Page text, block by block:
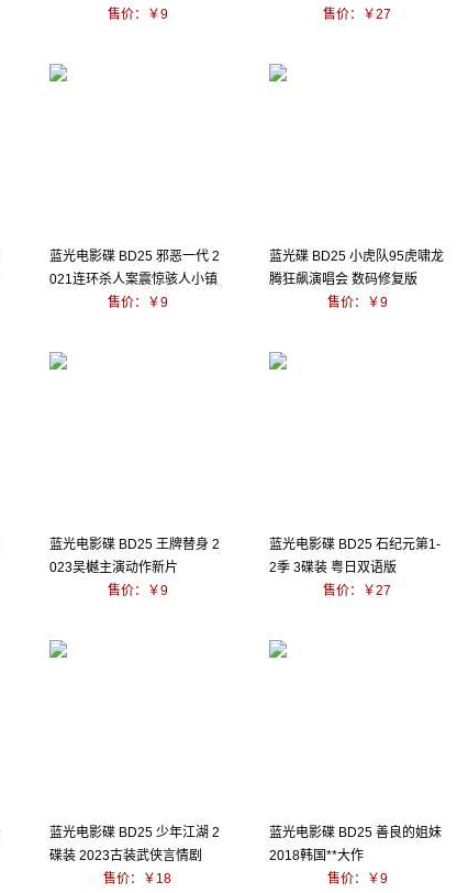
售价：￥9
售价：￥27
蓝光电影碟 BD25 邪恶一代 2
021连环杀人案震惊骇人小镇
售价：￥9
蓝光碟 BD25 小虎队95虎啸龙
腾狂飙演唱会 数码修复版
售价：￥9
蓝光电影碟 BD25 王牌替身 2
023吴樾主演动作新片
售价：￥9
蓝光电影碟 BD25 石纪元第1-
2季 3碟装 粤日双语版
售价：￥27
蓝光电影碟 BD25 少年江湖 2
碟装 2023古装武侠言情剧
售价：￥18
蓝光电影碟 BD25 善良的姐妹
2018韩国**大作
售价：￥9